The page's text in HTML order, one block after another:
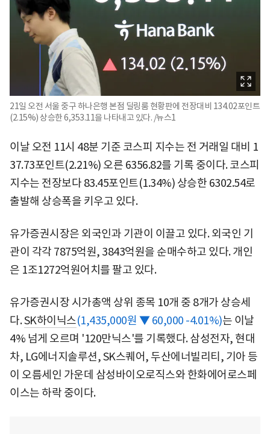
21일 오전 서울 중구 하나은행 본점 딜링룸 현황판에 전장대비 134.02포인트
(2.15%) 상승한 6,353.11을 나타내고 있다. /뉴스1
이날 오전 11시 48분 기준 코스피 지수는 전 거래일 대비 1
37.73포인트(2.21%) 오른 6356.82를 기록 중이다. 코스피
지수는 전장보다 83.45포인트(1.34%) 상승한 6302.54로
출발해 상승폭을 키우고 있다.
유가증권시장은 외국인과 기관이 이끌고 있다. 외국인 기
관이 각각 7875억원, 3843억원을 순매수하고 있다. 개인
은 1조1272억원어치를 팔고 있다.
유가증권시장 시가총액 상위 종목 10개 중 8개가 상승세
다.SK하이닉스(1,435,000원 ▼ 60,000 -4.01%)는 이날
4% 넘게 오르며 '120만닉스'를 기록했다. 삼성전자, 현대
차, LG에너지솔루션, SK스퀘어, 두산에너빌리티, 기아 등
이 오름세인 가운데 삼성바이오로직스와 한화에어로스페
이스는 하락 중이다.